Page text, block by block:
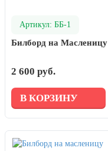
Артикул: ББ-1
Билборд на Масленицу
2 600 руб.
В КОРЗИНУ